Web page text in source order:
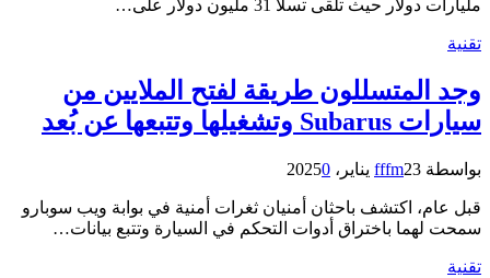
مليارات دولار حيث تلقى تسلا 31 مليون دولار على…
تقنية
وجد المتسللون طريقة لفتح الملايين من
سيارات Subarus وتشغيلها وتتبعها عن بُعد
بواسطة fffm23 يناير، 2025 0
قبل عام، اكتشف باحثان أمنيان ثغرات أمنية في بوابة ويب سوبارو
سمحت لهما باختراق أدوات التحكم في السيارة وتتبع بيانات…
تقنية